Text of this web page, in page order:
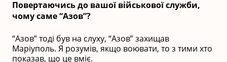
Повертаючись до вашої військової служби,
чому саме “Азов”?
“Азов” тоді був на слуху, “Азов” захищав
Маріуполь. Я розумів, якщо воювати, то з тими хто
показав, що це вміє.